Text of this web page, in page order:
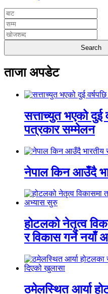
ताजा अपडेट
सत्ताच्युत भएको दुई
पत्रकार सम्मेलन
नेपाल किन आउँदै
होटलको नेतृत्व
र विकास गर्ने नयाँ
ठमेलस्थित आर्या